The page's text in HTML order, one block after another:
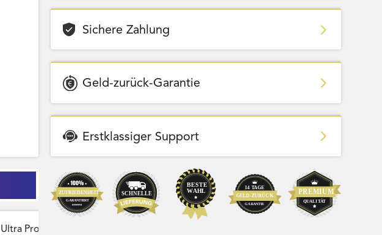
Ultra Pro Card Sleeves Team Bags
Sichere Zahlung
Geld-zurück-Garantie
Erstklassiger Support